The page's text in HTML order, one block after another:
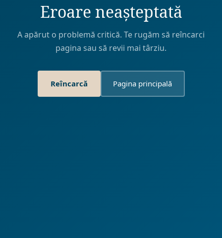
Eroare neașteptată
A apărut o problemă critică. Te rugăm să reîncarci
pagina sau să revii mai târziu.
Reîncarcă Pagina principală